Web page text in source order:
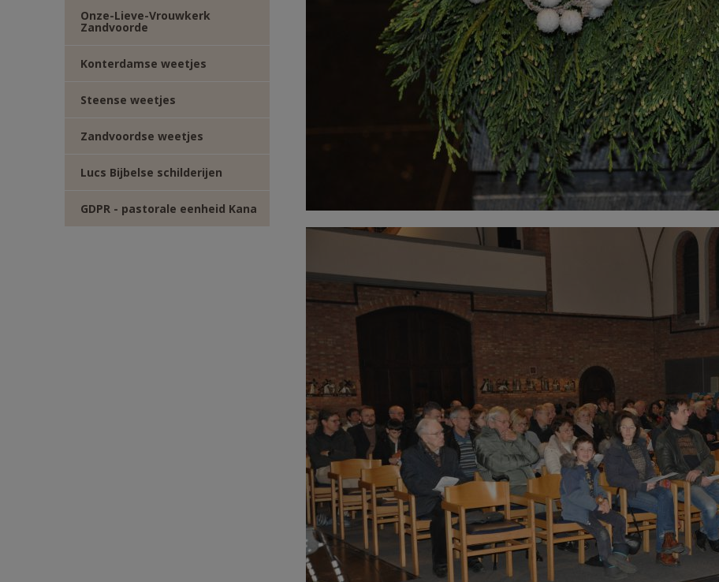
Onze-Lieve-Vrouwkerk
Zandvoorde
Konterdamse weetjes
Steense weetjes
Zandvoordse weetjes
Lucs Bijbelse schilderijen
GDPR - pastorale eenheid Kana
DSC_0017.JPG